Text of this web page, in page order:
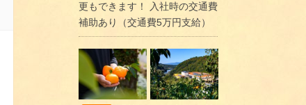
更もできます！ 入社時の交通費
補助あり（交通費5万円支給）